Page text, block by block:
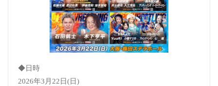
◆日時
2026年3月22日(日)